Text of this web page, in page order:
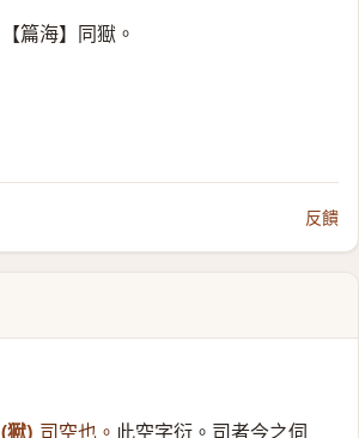
【篇海】同㺇。
反饋
(㺇) 司空也。 此空字衍。司者今之伺